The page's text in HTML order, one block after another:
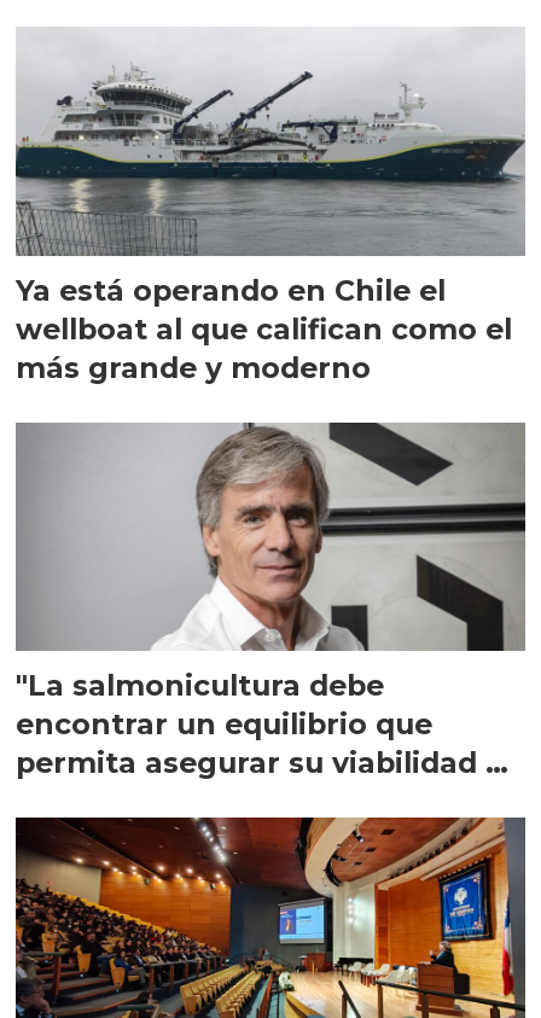
Ya está operando en Chile el
wellboat al que califican como el
más grande y moderno
"La salmonicultura debe
encontrar un equilibrio que
permita asegurar su viabilidad de